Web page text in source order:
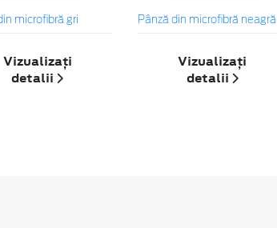
microfibră gri
Vizualizați
detalii
Pânză din microfibră neagră
Vizualizați
detalii